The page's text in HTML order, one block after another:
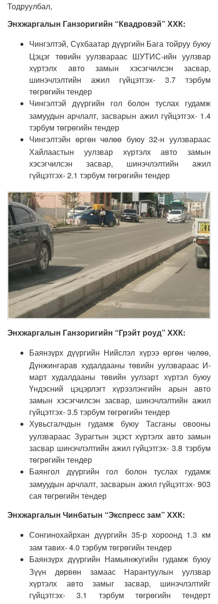
Тодруулбал,
Энхжаргалын Ганзоригийн “Квадровэй” ХХК:
Чингэлтэй, Сүхбаатар дүүргийн Бага тойруу буюу
Цэцэг төвийн уулзвараас ШУТИС-ийн уулзвар
хүртэлх авто замын хэсэгчилсэн засвар,
шинэчлэлтийн ажил гүйцэтгэх- 3.7 тэрбум
төгрөгийн тендер
Чингэлтэй дүүргийн гол болон туслах гудамж
замуудын арчлалт, засварын ажил гүйцэтгэх- 1.4
тэрбум төгрөгийн тендер
Чингэлтэйн өргөн чөлөө буюу 32-н уулзвараас
Хайлаастын уулзвар хүртэлх авто замын
хэсэгчилсэн засвар, шинэчлэлтийн ажил
гүйцэтгэх- 2.1 тэрбум төгрөгийн тендер
Энхжаргалын Ганзоригийн “Грэйт роуд” ХХК:
Баянзүрх дүүргийн Нийслэл хүрээ өргөн чөлөө,
Дүнжингарав худалдааны төвийн уулзвараас И-
март худалдааны төвийн уулзарт хүртэл буюу
Үндэсний цэцэрлэгт хүрээлэнгийн арын авто
замын хэсэгчилсэн засвар, шинэчлэлтийн ажил
гүйцэтгэх- 3.5 тэрбум төгрөгийн тендер
Хувьсгалчдын гудамж буюу Тасганы овооны
уулзвараас Зурагтын эцэст хүртэлх авто замын
засвар шинэчлэлтийн ажил гүйцэтгэх- 3.8 тэрбум
төгрөгийн тендер
Баянгол дүүргийн гол болон туслах гудамж
замуудын арчлалт, засварын ажил гүйцэтгэх- 903
сая төгрөгийн тендер
Энхжаргалын Чинбатын “Экспресс зам” ХХК:
Сонгинохайрхан дүүргийн 35-р хороонд 1.3 км
зам тавих- 4.0 тэрбум төгрөгийн тендер
Баянзүрх дүүргийн Намьянжугийн гудамж буюу
Зүүн дөрвөн замаас Нарантуулын уулзвар
хүртэлх авто замыг засвар, шинэчлэлтийг
гүйцэтгэх- 3.1 тэрбум төгрөгийн тендерт